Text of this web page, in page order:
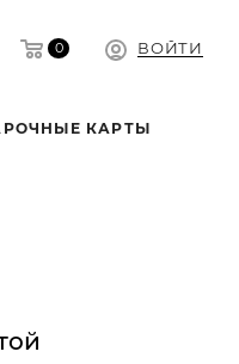
0 ВОЙТИ
КАРТЫ